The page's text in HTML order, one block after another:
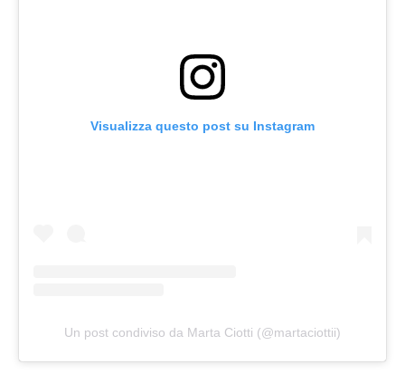
Visualizza questo post su Instagram
Un post condiviso da Marta Ciotti (@martaciottii)